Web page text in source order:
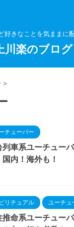
好きなことを気ままに
川楽のブログ
>
チューバー
列車系ユーチュー
内！海外も！
リチュアル ユーチュ
推命系ユーチュー